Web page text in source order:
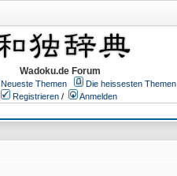
Wadoku.de Forum
Neueste Themen
Die heissesten Themen
Registrieren /
Anmelden